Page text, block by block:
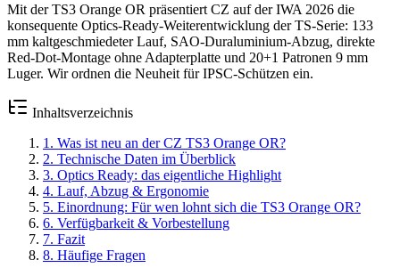
Mit der TS3 Orange OR präsentiert CZ auf der IWA 2026 die
konsequente Optics-Ready-Weiterentwicklung der TS-Serie: 133
mm kaltgeschmiedeter Lauf, SAO-Duraluminium-Abzug, direkte
Red-Dot-Montage ohne Adapterplatte und 20+1 Patronen 9 mm
Luger. Wir ordnen die Neuheit für IPSC-Schützen ein.
Inhaltsverzeichnis
1 . Was ist neu an der CZ TS3 Orange OR?
2. Technische Daten im Überblick
3. Optics Ready: das eigentliche Highlight
4. Lauf, Abzug & Ergonomie
5. Einordnung: Für wen lohnt sich die TS3 Orange OR?
6. Verfügbarkeit & Vorbestellung
7. Fazit
8. Häufige Fragen